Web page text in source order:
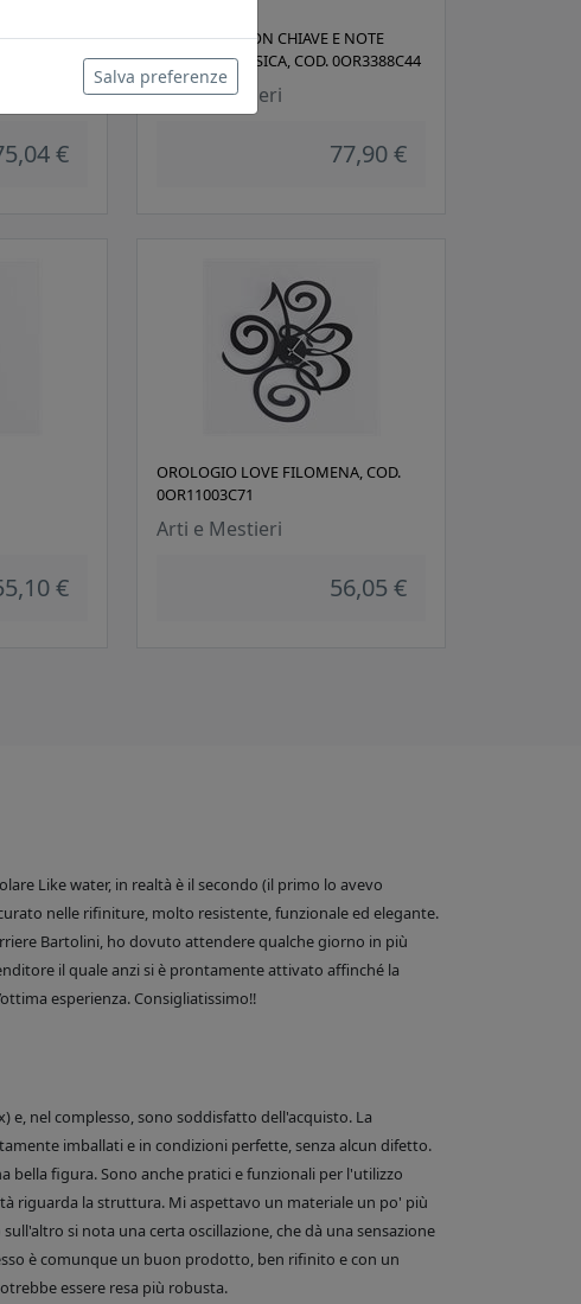
€
OROLOGIO CON CHIAVE E NOTE
MUSICALI MUSICA, COD. 0OR3388C44
Arti e Mestieri
77,90 €
€
OROLOGIO LOVE FILOMENA, COD.
0OR11003C71
Arti e Mestieri
56,05 €
Like water, in realtà è il secondo (il primo lo avevo
nelle rifiniture, molto resistente, funzionale ed elegante.
Bartolini, ho dovuto attendere qualche giorno in più
il quale anzi si è prontamente attivato affinché la
esperienza. Consigliatissimo!!
e, nel complesso, sono soddisfatto dell'acquisto. La
imballati e in condizioni perfette, senza alcun difetto.
bella figura. Sono anche pratici e funzionali per l'utilizzo
riguarda la struttura. Mi aspettavo un materiale un po' più
si nota una certa oscillazione, che dà una sensazione
è comunque un buon prodotto, ben rifinito e con un
essere resa più robusta.
Salva preferenze